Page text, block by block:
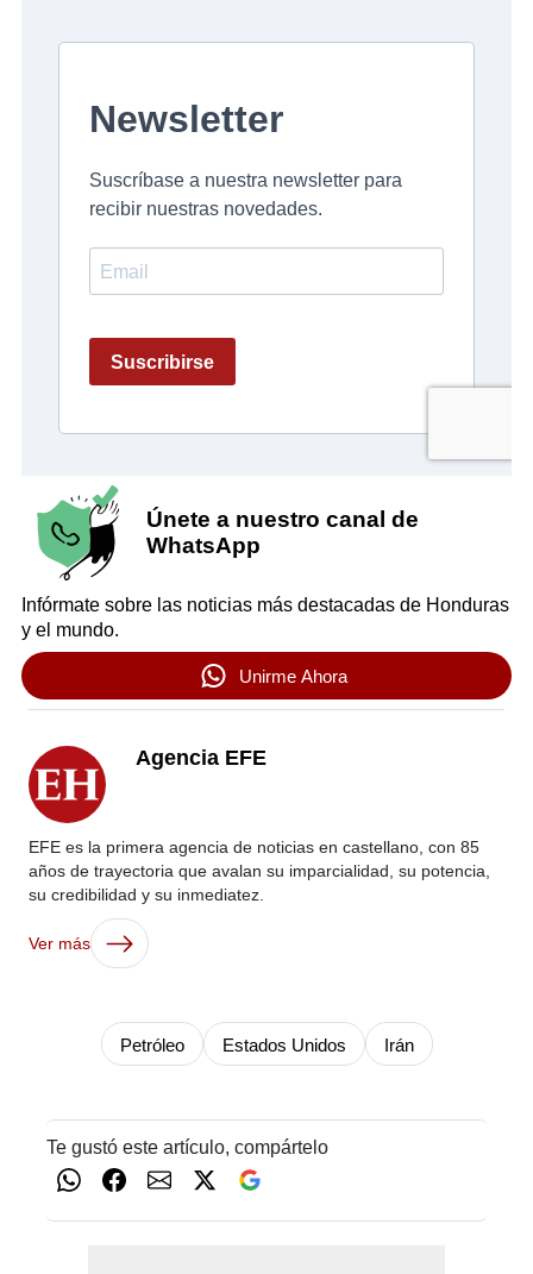
Únete a nuestro canal de
WhatsApp
Infórmate sobre las noticias más destacadas de Honduras
y el mundo.
Unirme Ahora
Agencia EFE
EFE es la primera agencia de noticias en castellano, con 85
años de trayectoria que avalan su imparcialidad, su potencia,
su credibilidad y su inmediatez.
Ver más
Petróleo Estados Unidos Irán
Te gustó este artículo, compártelo